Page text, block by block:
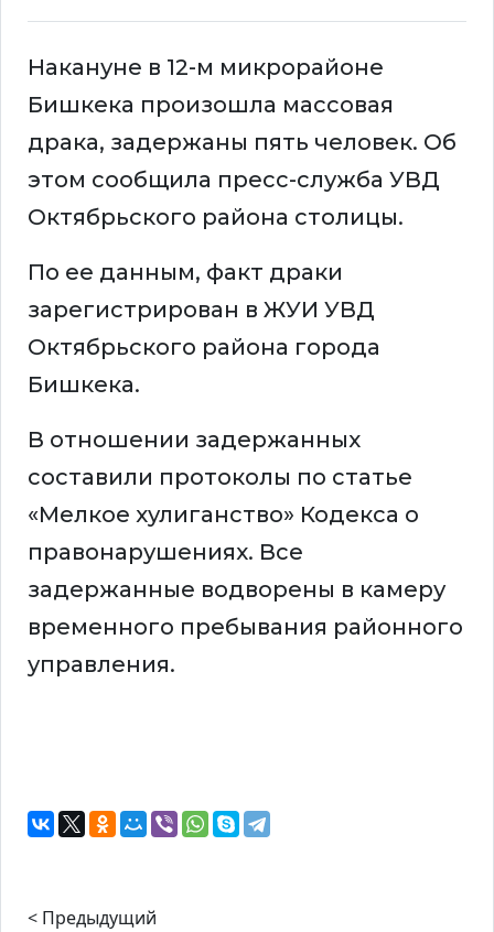
Накануне в 12-м микрорайоне
Бишкека произошла массовая
драка, задержаны пять человек. Об
этом сообщила пресс-служба УВД
Октябрьского района столицы.
По ее данным, факт драки
зарегистрирован в ЖУИ УВД
Октябрьского района города
Бишкека.
В отношении задержанных
составили протоколы по статье
«Мелкое хулиганство» Кодекса о
правонарушениях. Все
задержанные водворены в камеру
временного пребывания районного
управления.
< Предыдущий